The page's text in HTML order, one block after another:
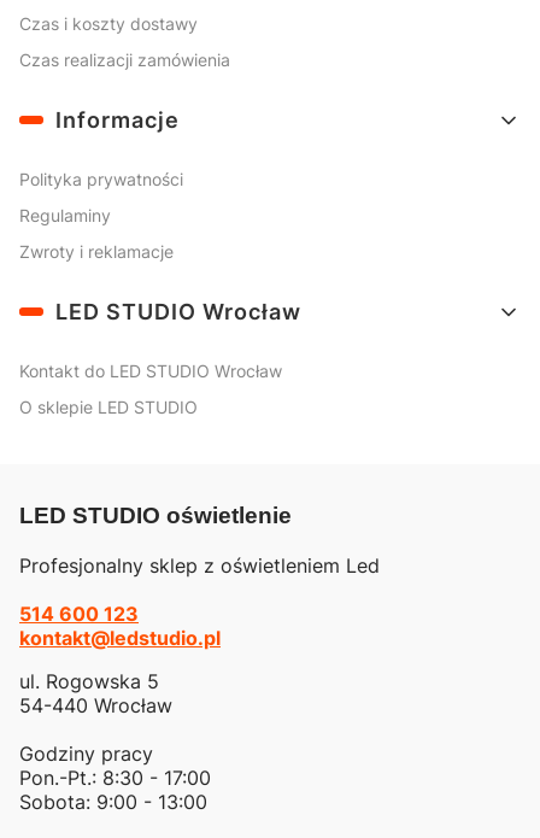
Czas i koszty dostawy
Czas realizacji zamówienia
Informacje
Polityka prywatności
Regulaminy
Zwroty i reklamacje
LED STUDIO Wrocław
Kontakt do LED STUDIO Wrocław
O sklepie LED STUDIO
LED STUDIO oświetlenie
Profesjonalny sklep z oświetleniem Led
514 600 123
kontakt@ledstudio.pl
ul. Rogowska 5
54-440 Wrocław
Godziny pracy
Pon.-Pt.: 8:30 - 17:00
Sobota: 9:00 - 13:00